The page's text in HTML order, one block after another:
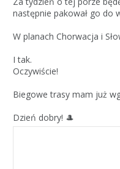
następnie pakował go do
W planach Chorwacja i
I tak.
Oczywiście!
Biegowe trasy mam już
Dzień dobry! 🎩